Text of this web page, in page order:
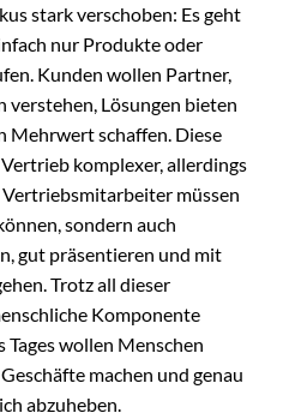
stark verschoben: Es geht
nur Produkte oder
Kunden wollen Partner,
Lösungen bieten
Mehrwert schaffen. Diese
komplexer, allerdings
müssen
sondern auch
gut präsentieren und mit
Trotz all dieser
Komponente
Tages wollen Menschen
machen und genau
abzuheben.